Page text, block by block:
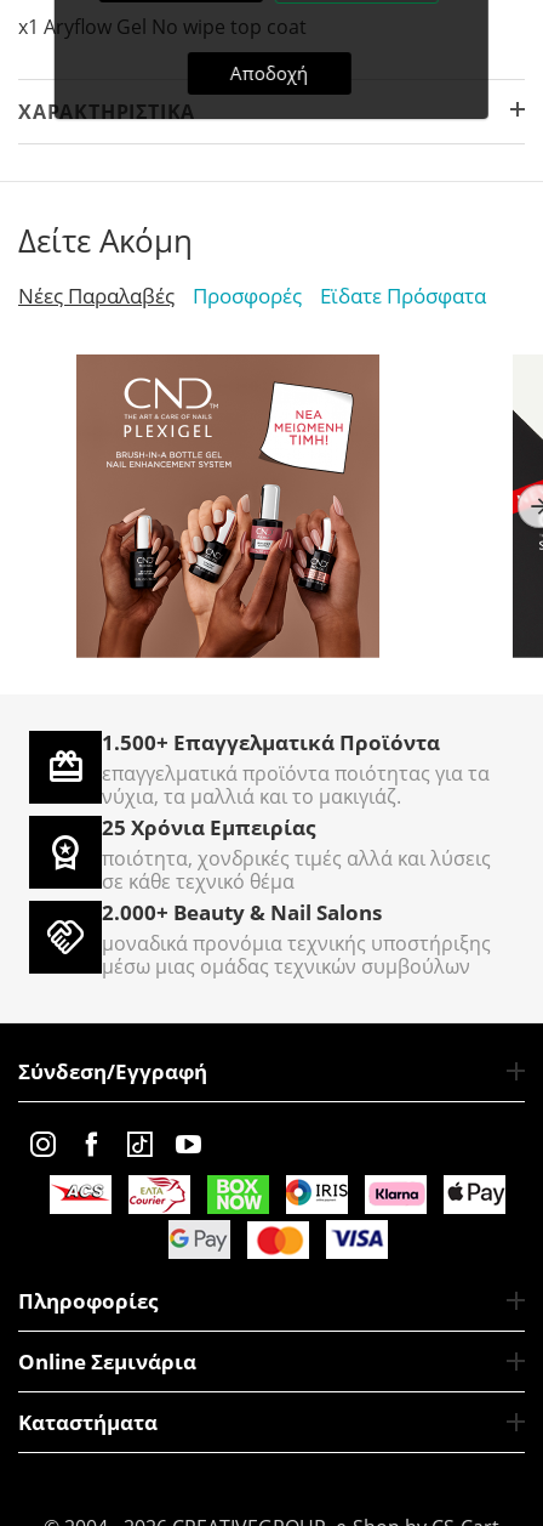
x1 Aryflow Gel No wipe top coat
ΧΑΡΑΚΤΗΡΙΣΤΙΚΆ
Δείτε Ακόμη
Νέες Παραλαβές Προσφορές Εϊδατε Πρόσφατα
TOP Nails
Επαγγελματικός Κόφτης
Τεμαχίων
5000
AcryLiquid+ Sculpting
3786ml - Υγρό
€50000
1.500+ Επαγγελματικά Προϊόντα
επαγγελματικά προϊόντα ποιότητας για τα
νύχια, τα μαλλιά και το μακιγιάζ.
25 Χρόνια Εμπειρίας
ποιότητα, χονδρικές τιμές αλλά και λύσεις
σε κάθε τεχνικό θέμα
2.000+ Beauty & Nail Salons
μοναδικά προνόμια τεχνικής υποστήριξης
μέσω μιας ομάδας τεχνικών συμβούλων
Σύνδεση/Εγγραφή
Πληροφορίες
Online Σεμινάρια
Καταστήματα
Αποδοχή